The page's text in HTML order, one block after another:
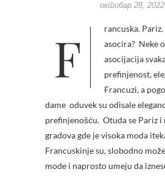
октобар 28, 2022
Francuska. Pariz. Na šta vas to
asocira? Neke
asocijacija
prefinjenost,
Francuzi, a
dame oduvek su odisale
prefinjenošću. Otuda se Pariz i
gradova gde je visoka moda
Francuskinje su, slobodno
mode i naprosto umeju da